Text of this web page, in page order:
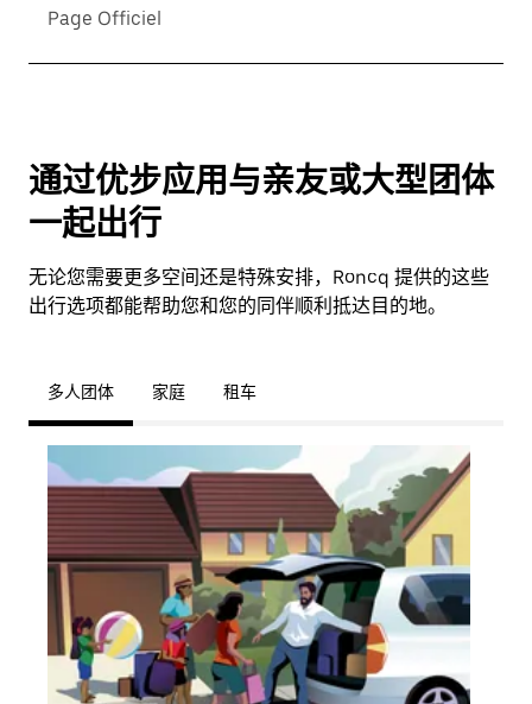
Page Officiel
通过优步应用与亲友或大型团体
一起出行
无论您需要更多空间还是特殊安排，Roncq 提供的这些
出行选项都能帮助您和您的同伴顺利抵达目的地。
多人团体 家庭 租车